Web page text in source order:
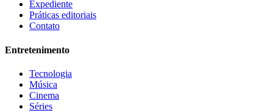
Expediente
Práticas editoriais
Contato
Entretenimento
Tecnologia
Música
Cinema
Séries